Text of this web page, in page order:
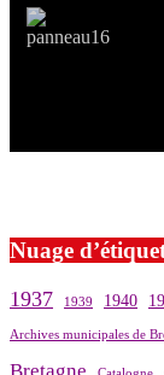
Nuage
1937 1939 1940
Archives municipales de